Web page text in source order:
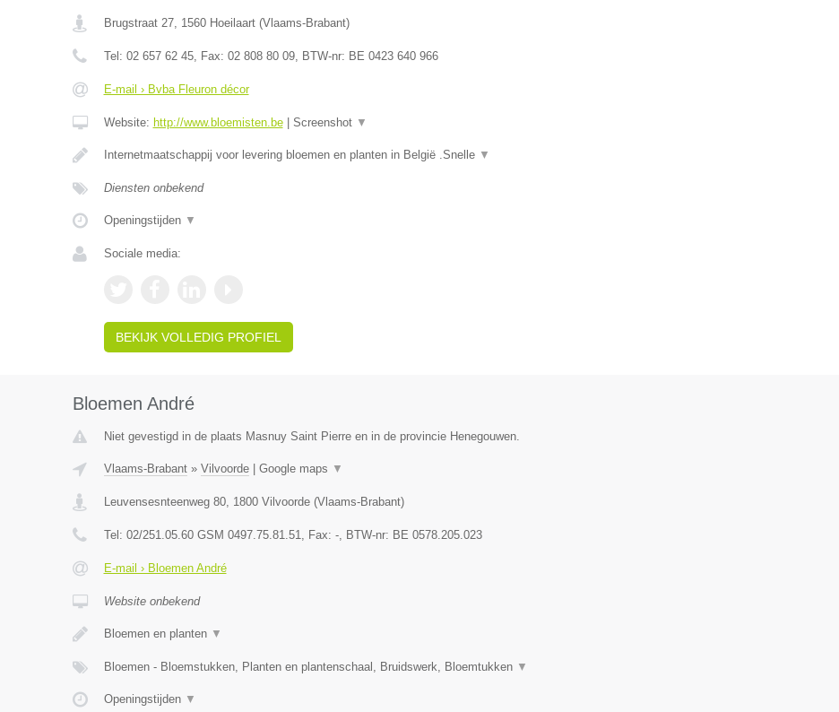
Brugstraat 27, 1560 Hoeilaart(Vlaams-Brabant)
Tel: 02 657 62 45, Fax: 02 808 80 09, BTW-nr: BE 0423 640 966
E-mail › Bvba Fleuron décor
Website: http://www.bloemisten.be| Screenshot ▼
Internetmaatschappij voor levering bloemen en planten in België .Snelle ▼
Diensten onbekend
Openingstijden ▼
Sociale media:
BEKIJK VOLLEDIG PROFIEL
Bloemen André
Niet gevestigd in de plaats Masnuy Saint Pierre en in de provincie Henegouwen.
Vlaams-Brabant» Vilvoorde| Google maps ▼
Leuvensesnteenweg 80, 1800 Vilvoorde(Vlaams-Brabant)
Tel: 02/251.05.60 GSM 0497.75.81.51, Fax: -, BTW-nr: BE 0578.205.023
E-mail › Bloemen André
Website onbekend
Bloemen en planten ▼
Bloemen - Bloemstukken, Planten en plantenschaal, Bruidswerk, Bloemtukken ▼
Openingstijden ▼